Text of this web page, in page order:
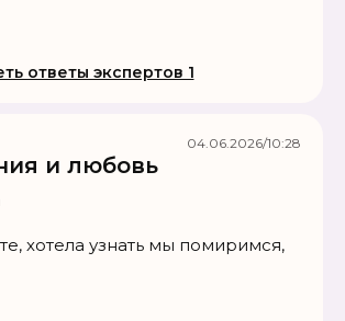
ответы экспертов 1
и любовь
хотела узнать мы помиримся,
04.06.2026/10:28